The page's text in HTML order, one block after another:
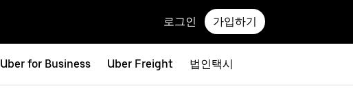
로그인 가입하기
Uber for Business Uber Freight 법인택시